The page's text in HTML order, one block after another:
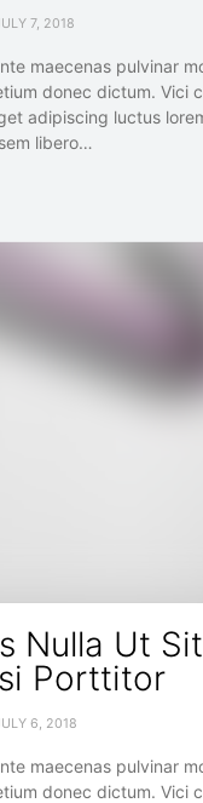
7, 2018
maecenas pulvinar
donec dictum. Vici
adipiscing luctus
libero…
Nulla Ut
Porttitor
6, 2018
maecenas pulvinar
donec dictum. Vici